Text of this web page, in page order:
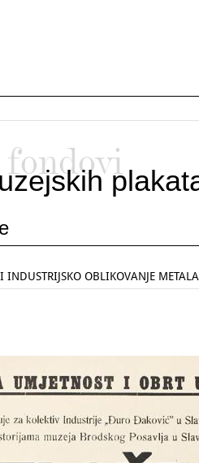
INDUSTRIJSKO OBLIKOVANJE METALA